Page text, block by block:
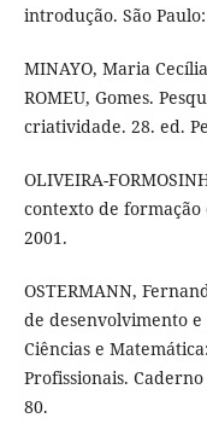
introdução. São
MINAYO, Maria
ROMEU, Gomes.
criatividade. 28. ed.
OLIVEIRA-
contexto de
2001.
OSTERMANN,
de desenvolvimento
Ciências e
Profissionais.
80.